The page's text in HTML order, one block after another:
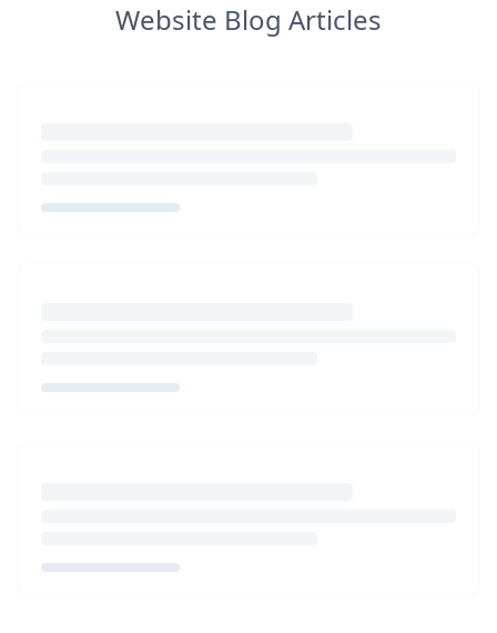
Website Blog Articles